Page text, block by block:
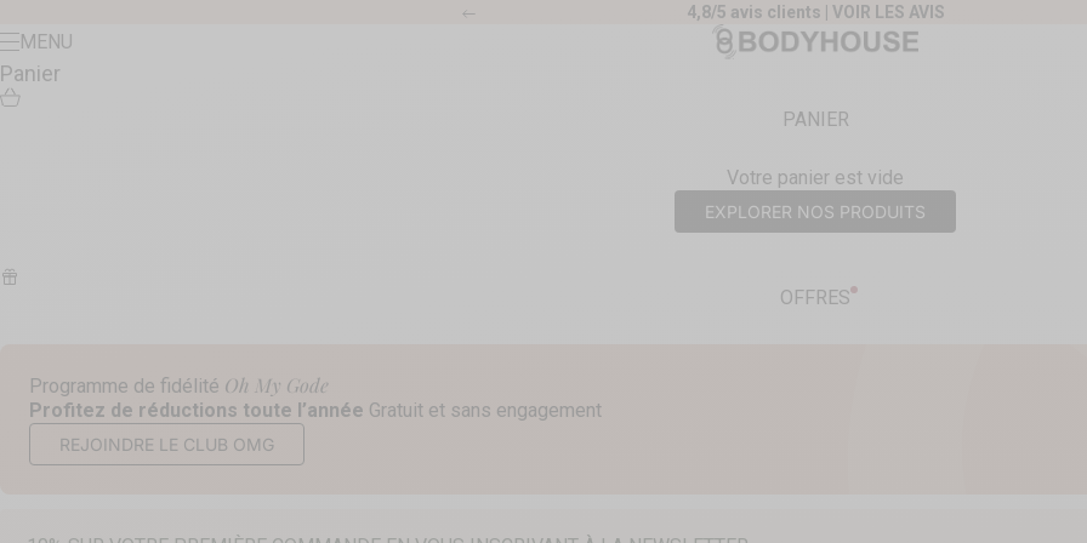
Précédent 4,8/5 avis clients | VOIR LES AVIS
Body House
Menu
MENU
Panier
PANIER
Votre panier est vide
EXPLORER NOS PRODUITS
OFFRES
Programme de fidélité Oh My Gode
Profitez de réductions toute l’année Gratuit et sans engagement
REJOINDRE LE CLUB OMG